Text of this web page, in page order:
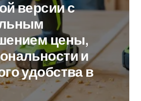
версии с
цены,
и
удобства в